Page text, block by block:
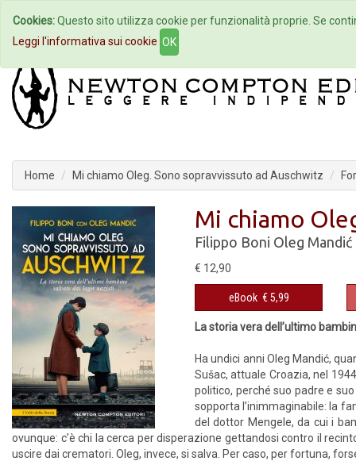
Home Autori Eventi
Home Mi chiamo Oleg. Sono sopravvissuto ad Auschwitz
Mi chiamo
Filippo Boni Oleg Mandić
€ 12,90
eBook € 5,99
La storia vera dell’ultimo
Ha undici anni Oleg Mandić,
Sušac, attuale Croazia, nel
politico, perché suo padre e
sopporta l’inimmaginabile: la
del dottor Mengele, da cui i
ovunque: c’è chi la cerca per disperazione gettandosi contro il
uscire dai crematori. Oleg, invece, si salva. Per caso, per fortuna,
Cookies:Questo sito utilizza cookie per funzionalità proprie. Se
Leggi l'informativa sui cookie OK